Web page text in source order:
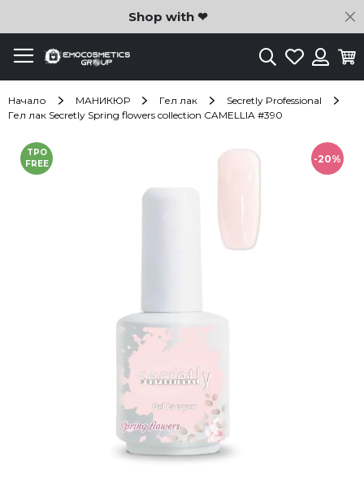
Shop with ❤
ТърсенеЛюбими
Начало МАНИКЮР Гел лак
Secretly Professional
Гел лак Secretly Spring flowers collection CAMELLIA #390
-20%
TPO
FREE
Преминете
към
края